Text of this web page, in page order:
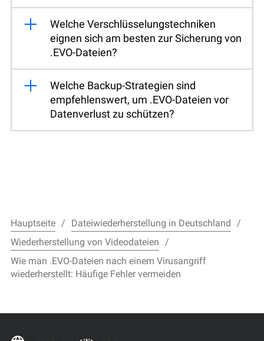
Welche Verschlüsselungstechniken
eignen sich am besten zur Sicherung von
.EVO-Dateien?
Welche Backup-Strategien sind
empfehlenswert, um .EVO-Dateien vor
Datenverlust zu schützen?
Hauptseite
Dateiwiederherstellung in Deutschland
Wiederherstellung von Videodateien
Wie man .EVO-Dateien nach einem Virusangriff
wiederherstellt: Häufige Fehler vermeiden